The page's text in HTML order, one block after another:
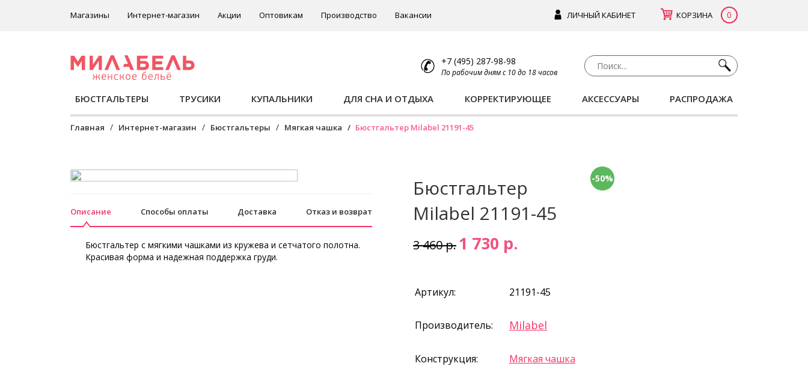
ЛИЧНЫЙ КАБИНЕТ КОРЗИНА 0
Магазины Интернет-магазин Акции Оптовикам Производство Вакансии
+7 (495) 287-98-98
По рабочим дням с 10 до 18 часов
БЮСТГАЛЬТЕРЫ ТРУСИКИ КУПАЛЬНИКИ ДЛЯ СНА И ОТДЫХА КОРРЕКТИРУЮЩЕЕ АКСЕССУАРЫ РАСПРОДАЖА
Главная Интернет-магазин Бюстгальтеры Мягкая чашка Бюстгальтер Milabel 21191-45
Описание Способы оплаты Доставка Отказ и возврат
Бюстгальтер с мягкими чашками из кружева и сетчатого полотна.
Красивая форма и надежная поддержка груди.
-50%
Бюстгальтер
Milabel 21191-45
3 460 р.1 730 р.
Артикул: 21191-45
Производитель: Milabel
Конструкция: Мягкая чашка